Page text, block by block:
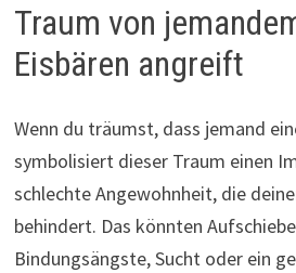
Traum von
Eisbären angreift
Wenn du träumst, dass jemand
symbolisiert dieser Traum einen
schlechte Angewohnheit, die
behindert. Das könnten
Bindungsängste, Sucht oder ein